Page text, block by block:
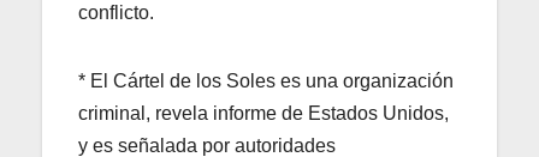
conflicto.
* El Cártel de los Soles es una organización
criminal, revela informe de Estados Unidos,
y es señalada por autoridades